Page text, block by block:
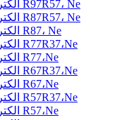
الکتروگیربکس R97R57، Ne
الکتروگیربکس R87R57، Ne
الکتروگیربکس R87، Ne
الکتروگیربکس R77R37،Ne
الکتروگیربکس R77،Ne
الکتروگیربکس R67R37،Ne
الکتروگیربکس R67،Ne
الکتروگیربکس R57R37،Ne
الکتروگیربکس R57،Ne